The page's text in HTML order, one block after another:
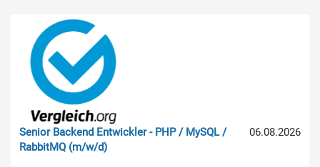
06.08.2026
Senior Backend Entwickler - PHP / MySQL /
RabbitMQ (m/w/d)